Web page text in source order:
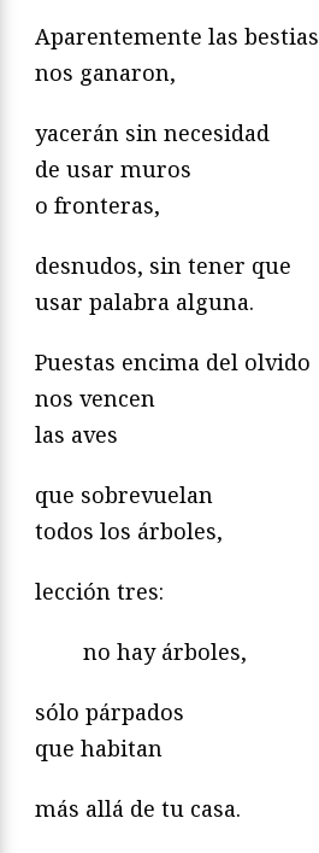
Aparentemente las bestias
nos ganaron,
yacerán sin necesidad
de usar muros
o fronteras,
desnudos, sin tener que
usar palabra alguna.
Puestas encima del olvido
nos vencen
las aves
que sobrevuelan
todos los árboles,
lección tres:
no hay árboles,
sólo párpados
que habitan
más allá de tu casa.